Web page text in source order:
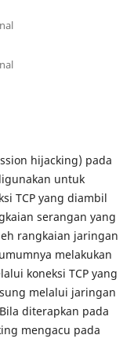
hijacking) pada
untuk
TCP yang diambil
serangan yang
rangkaian jaringan
melakukan
koneksi TCP yang
melalui jaringan
diterapkan pada
mengacu pada